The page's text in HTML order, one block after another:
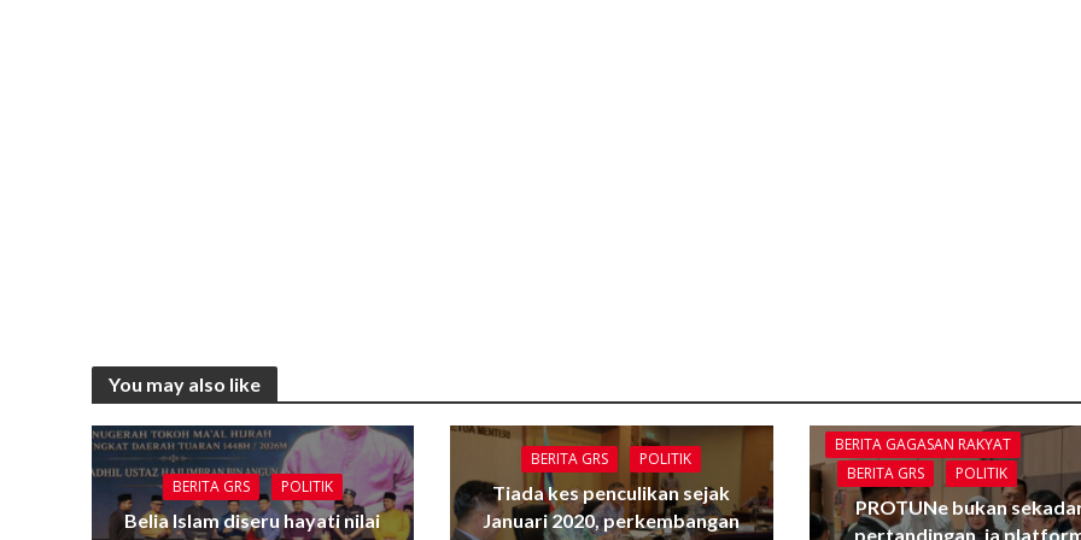
You may also like
BERITA GRS POLITIK
Belia Islam diseru hayati nilai
BERITA GRS POLITIK
Tiada kes penculikan sejak
Januari 2020, perkembangan
BERITA GAGASAN RAKYAT
BERITA GRS
POLITIK
PROTUNe bukan
pertandingan, ia